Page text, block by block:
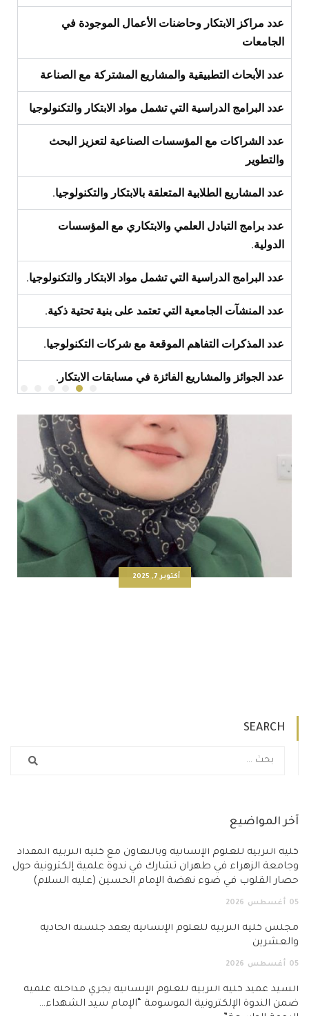
عدد مراكز الابتكار وحاضنات الأعمال الموجودة في
الجامعات
عدد الأبحاث التطبيقية والمشاريع المشتركة مع الصناعة
عدد البرامج الدراسية التي تشمل مواد الابتكار والتكنولوجيا
عدد الشراكات مع المؤسسات الصناعية لتعزيز البحث
والتطوير
عدد المشاريع الطلابية المتعلقة بالابتكار والتكنولوجيا.
عدد برامج التبادل العلمي والابتكاري مع المؤسسات
الدولية.
عدد البرامج الدراسية التي تشمل مواد الابتكار والتكنولوجيا.
عدد المنشآت الجامعية التي تعتمد على بنية تحتية ذكية.
عدد المذكرات التفاهم الموقعة مع شركات التكنولوجيا.
عدد الجوائز والمشاريع الفائزة في مسابقات الابتكار.
أكتوبر 7, 2025
SEARCH
آخر المواضيع
كلية التربية للعلوم الإنسانية وبالتعاون مع كلية التربية المقداد
وجامعة الزهراء في طهران تشارك في ندوة علمية إلكترونية حول
حصار القلوب في ضوء نهضة الإمام الحسين (عليه السلام)
05 أغسطس 2026
مجلس كلية التربية للعلوم الإنسانية يعقد جلسته الحادية
والعشرين
05 أغسطس 2026
السيد عميد كلية التربية للعلوم الإنسانية يجري مداخلة علمية
ضمن الندوة الإلكترونية الموسومة “الإمام سيد الشهداء…